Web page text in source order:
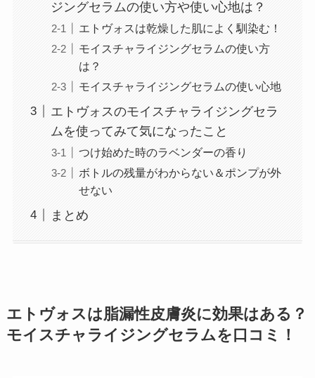
ジングセラムの使い方や使い心地は？
エトヴォスは乾燥した肌によく馴染む！
モイスチャライジングセラムの使い方
は？
モイスチャライジングセラムの使い心地
エトヴォスのモイスチャライジングセラ
ムを使ってみて気になったこと
つけ始めた時のラベンダーの香り
ボトルの残量がわからない＆ポンプが外
せない
まとめ
エトヴォスは脂漏性皮膚炎に効果はある？
モイスチャライジングセラムを口コミ！